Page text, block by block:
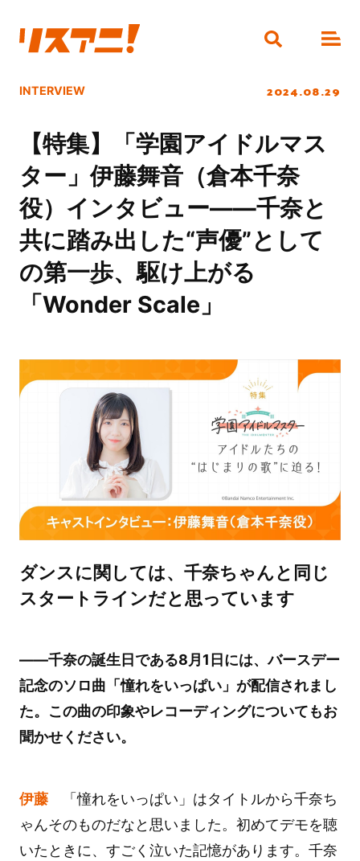
INTERVIEW 2024.08.29
【特集】「学園アイドルマス
ター」伊藤舞音（倉本千奈
役）インタビュー――千奈と
共に踏み出した“声優”として
の第一歩、駆け上がる
「Wonder Scale」
ダンスに関しては、千奈ちゃんと同じ
スタートラインだと思っています
――千奈の誕生日である8月1日には、バースデー
記念のソロ曲「憧れをいっぱい」が配信されまし
た。この曲の印象やレコーディングについてもお
聞かせください。
伊藤「憧れをいっぱい」はタイトルから千奈ち
ゃんそのものだなと思いました。初めてデモを聴
いたときに、すごく泣いた記憶があります。千奈